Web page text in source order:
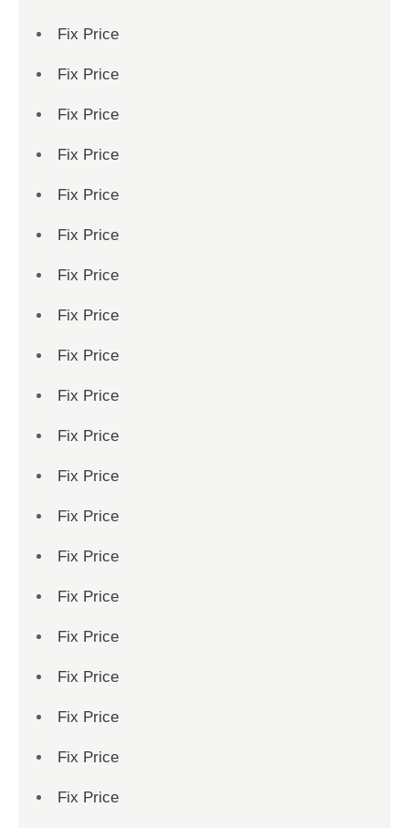
Fix Price
Fix Price
Fix Price
Fix Price
Fix Price
Fix Price
Fix Price
Fix Price
Fix Price
Fix Price
Fix Price
Fix Price
Fix Price
Fix Price
Fix Price
Fix Price
Fix Price
Fix Price
Fix Price
Fix Price